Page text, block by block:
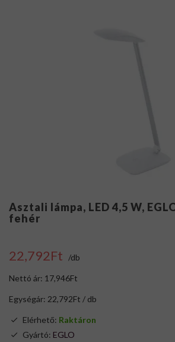
Asztali lámpa, LED 4,5 W,
fehér
22,792Ft /db
Nettó ár: 17,946Ft
Egységár: 22,792Ft / db
Elérhető: Raktáron
Gyártó: EGLO